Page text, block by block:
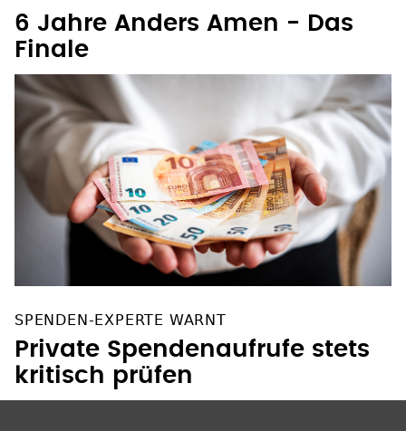
6 Jahre Anders Amen - Das
Finale
SPENDEN-EXPERTE WARNT
Private Spendenaufrufe stets
kritisch prüfen